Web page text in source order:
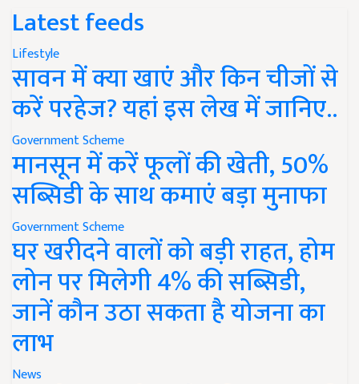
Latest feeds
Lifestyle
सावन में क्या खाएं और किन चीजों से
करें परहेज? यहां इस लेख में जानिए..
Government Scheme
मानसून में करें फूलों की खेती, 50%
सब्सिडी के साथ कमाएं बड़ा मुनाफा
Government Scheme
घर खरीदने वालों को बड़ी राहत, होम
लोन पर मिलेगी 4% की सब्सिडी,
जानें कौन उठा सकता है योजना का
लाभ
News